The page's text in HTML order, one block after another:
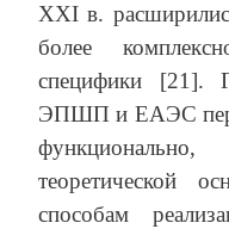
XXI в.
более
специфики [21].
ЭПШП и ЕАЭС
теоретической
способам